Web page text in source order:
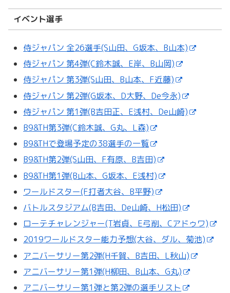
イベント選手
侍ジャパン 全26選手(S山田、G坂本、B山本)
侍ジャパン 第4弾(C鈴木誠、E岸、B山岡)
侍ジャパン 第3弾(S山田、B山本、F近藤)
侍ジャパン 第2弾(G坂本、D大野、De今永)
侍ジャパン 第1弾(B吉田正、E浅村、De山崎)
B9&TH第3弾(C鈴木誠、G丸、L森)
B9&THで登場予定の38選手の一覧
B9&TH第2弾(S山田、F有原、B吉田)
B9&TH第1弾(B山本、G坂本、E浅村)
ワールドスター(F打者大谷、B平野)
バトルスタジアム(B吉田、De山崎、H松田)
ローテチャレンジャー(T岩貞、E弓削、Cアドゥワ)
2019ワールドスター能力予想(大谷、ダル、菊池)
アニバーサリー第2弾(H千賀、B吉田、L秋山)
アニバーサリー第1弾(H柳田、B山本、G丸)
アニバーサリー第1弾と第2弾の選手リスト